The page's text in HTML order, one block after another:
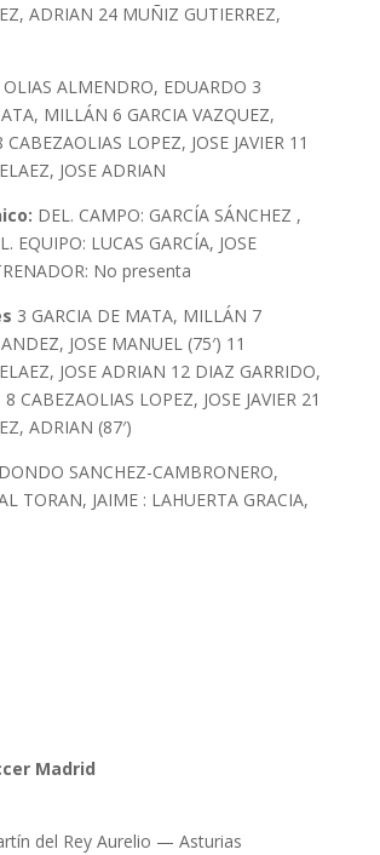
ADRIAN 24 MUÑIZ GUTIERREZ,
OLIAS ALMENDRO, EDUARDO 3
MILLÁN 6 GARCIA VAZQUEZ,
LOPEZ, JOSE JAVIER 11
JOSE ADRIAN
DEL. CAMPO: GARCÍA SÁNCHEZ ,
EQUIPO: LUCAS GARCÍA, JOSE
No presenta
3 GARCIA DE MATA, MILLÁN 7
JOSE MANUEL (75′) 11
JOSE ADRIAN 12 DIAZ GARRIDO,
8 CABEZAOLIAS LOPEZ, JOSE JAVIER 21
ADRIAN (87′)
SANCHEZ-CAMBRONERO,
TORAN, JAIME : LAHUERTA GRACIA,
Madrid
del Rey Aurelio — Asturias